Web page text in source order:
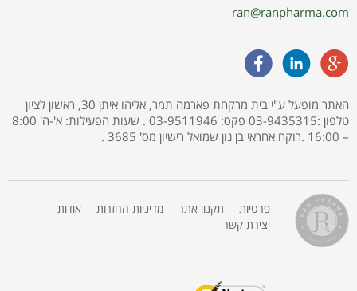
ran@ranpharma.com
האתר מופעל ע"י בית מרקחת פארמה תמר, אליהו איתן 30, ראשון לציון
טלפון :03-9435315 פקס: 03-9511946 . שעות הפעילות: א'-ה' 8:00
– 16:00 .רוקח אחראי בן נון שמואל רישיון מס' 3685 .
פרטיות תקנון אתר מדיניות החזרות
אודות
יצירת קשר